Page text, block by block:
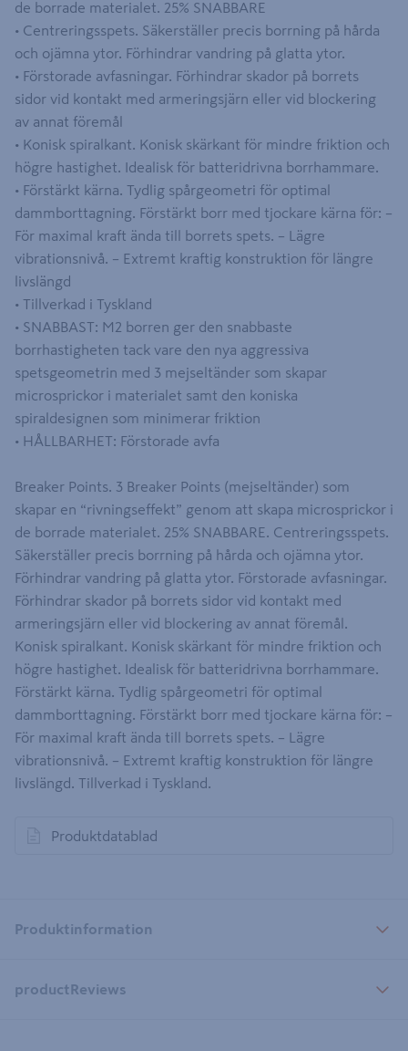
de borrade materialet. 25% SNABBARE
• Centreringsspets. Säkerställer precis borrning på hårda
och ojämna ytor. Förhindrar vandring på glatta ytor.
• Förstorade avfasningar. Förhindrar skador på borrets
sidor vid kontakt med armeringsjärn eller vid blockering
av annat föremål
• Konisk spiralkant. Konisk skärkant för mindre friktion och
högre hastighet. Idealisk för batteridrivna borrhammare.
• Förstärkt kärna. Tydlig spårgeometri för optimal
dammborttagning. Förstärkt borr med tjockare kärna för: –
För maximal kraft ända till borrets spets. – Lägre
vibrationsnivå. – Extremt kraftig konstruktion för längre
livslängd
• Tillverkad i Tyskland
• SNABBAST: M2 borren ger den snabbaste
borrhastigheten tack vare den nya aggressiva
spetsgeometrin med 3 mejseltänder som skapar
microsprickor i materialet samt den koniska
spiraldesignen som minimerar friktion
• HÅLLBARHET: Förstorade avfa
Breaker Points. 3 Breaker Points (mejseltänder) som
skapar en “rivningseffekt” genom att skapa microsprickor i
de borrade materialet. 25% SNABBARE. Centreringsspets.
Säkerställer precis borrning på hårda och ojämna ytor.
Förhindrar vandring på glatta ytor. Förstorade avfasningar.
Förhindrar skador på borrets sidor vid kontakt med
armeringsjärn eller vid blockering av annat föremål.
Konisk spiralkant. Konisk skärkant för mindre friktion och
högre hastighet. Idealisk för batteridrivna borrhammare.
Förstärkt kärna. Tydlig spårgeometri för optimal
dammborttagning. Förstärkt borr med tjockare kärna för: –
För maximal kraft ända till borrets spets. – Lägre
vibrationsnivå. – Extremt kraftig konstruktion för längre
livslängd. Tillverkad i Tyskland.
Produktdatablad
öppnas i en ny flik
Produktinformation
productReviews